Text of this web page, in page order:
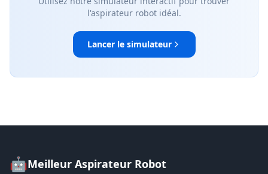
l'aspirateur robot idéal.
Lancer le simulateur
🤖Meilleur Aspirateur Robot